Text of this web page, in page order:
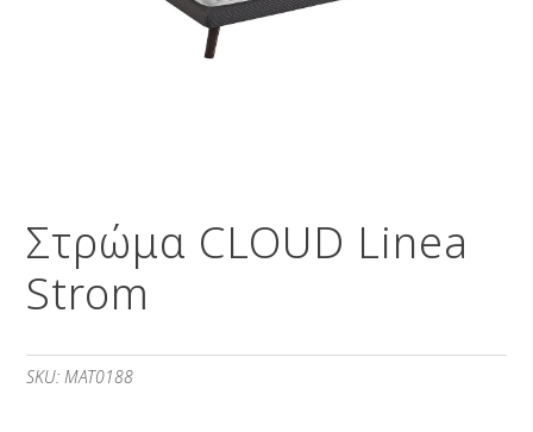
Στρώμα CLOUD Linea
Strom
SKU:MAT0188